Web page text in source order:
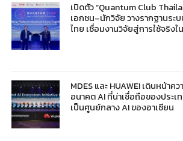
เปิดตัว “Quantum Club
เอกชน–นักวิจัย วางรากฐานระ
ไทย เชื่อมงานวิจัยสู่การใช้จริง
MDES และ HUAWEI เดินหน้า
อนาคต AI ที่น่าเชื่อถือของประเ
เป็นศูนย์กลาง AI ของอาเซียน